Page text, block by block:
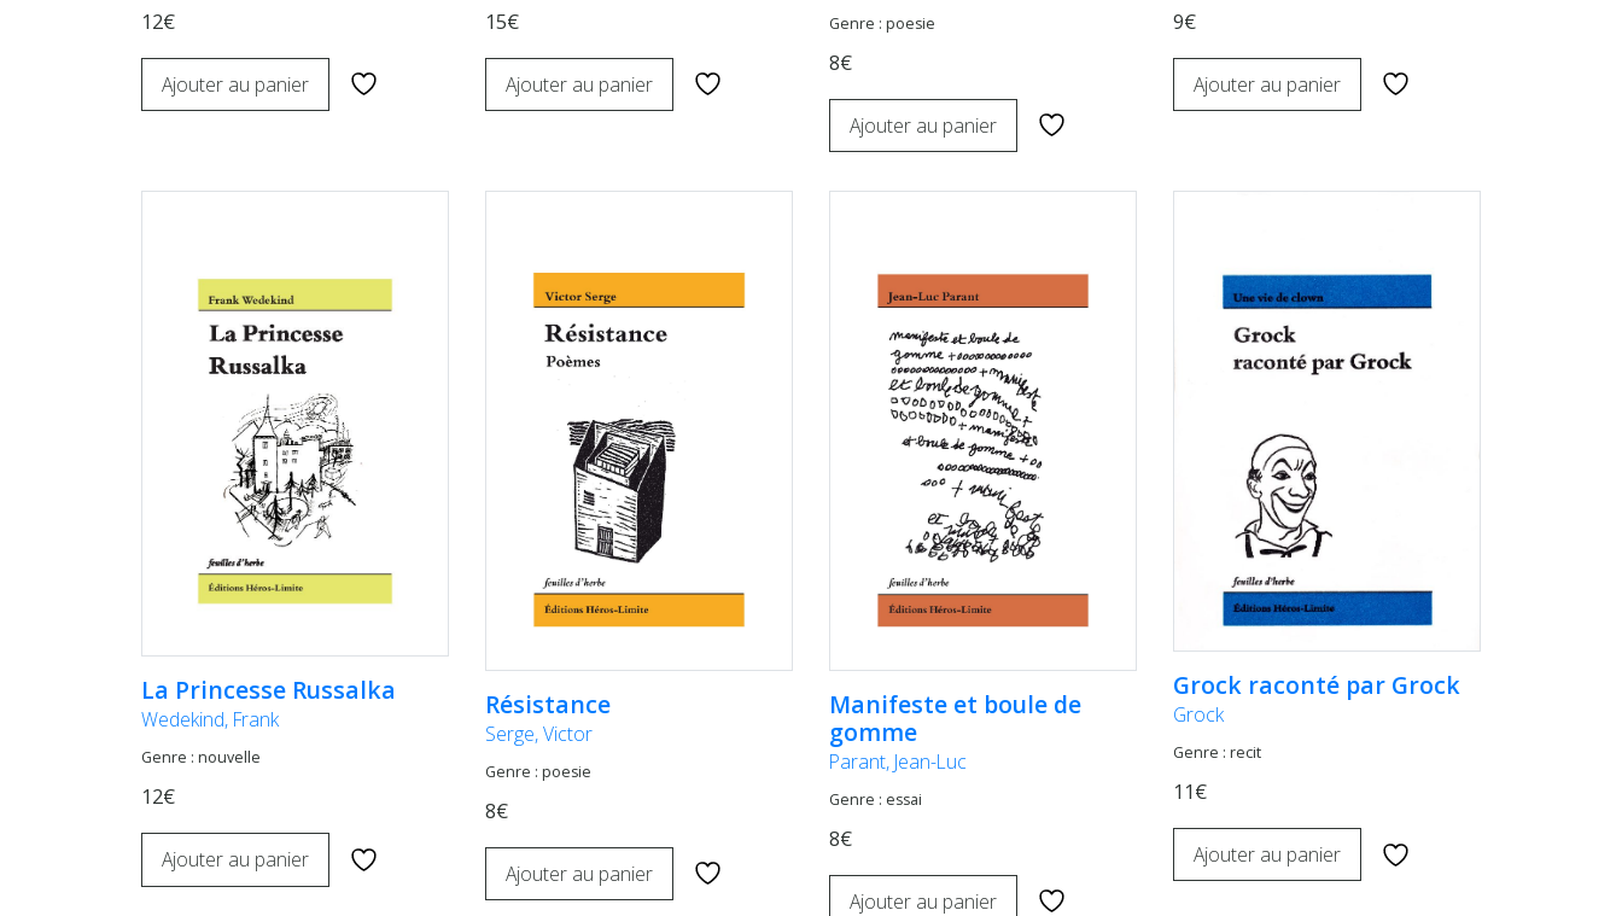
12€
Ajouter au panier
15€
Ajouter au panier
Genre : poesie
8€
Ajouter au panier
9€
Ajouter au panier
La Princesse Russalka
Wedekind, Frank
Genre : nouvelle
12€
Ajouter au panier
Résistance
Serge, Victor
Genre : poesie
8€
Ajouter au panier
Manifeste et boule de
gomme
Parant, Jean-Luc
Genre : essai
8€
Ajouter au panier
Grock raconté par Grock
Grock
Genre : recit
11€
Ajouter au panier